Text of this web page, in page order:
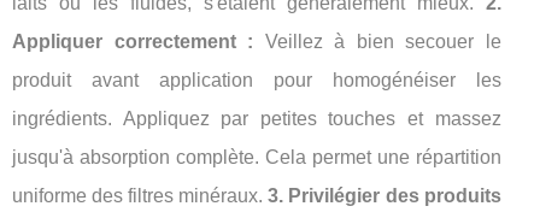
Appliquer correctement : Veillez à bien secouer le
produit avant application pour homogénéiser les
ingrédients. Appliquez par petites touches et massez
jusqu'à absorption complète. Cela permet une répartition
uniforme des filtres minéraux.3. Privilégier des produits